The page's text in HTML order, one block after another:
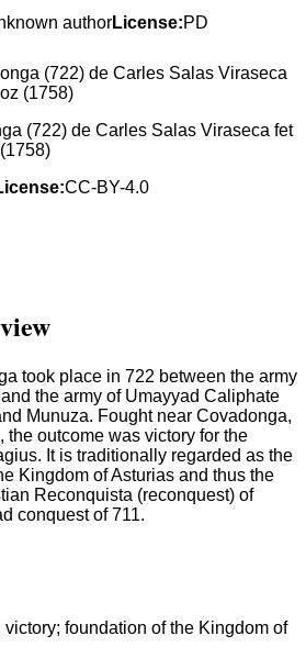
authorLicense:PD
(722) de Carles Salas Viraseca fet
CC-BY-4.0
took place in 722 between the army
the army of Umayyad Caliphate
Munuza. Fought near Covadonga,
the outcome was victory for the
It is traditionally regarded as the
Kingdom of Asturias and thus the
Reconquista (reconquest) of
conquest of 711.
victory; foundation of the Kingdom of